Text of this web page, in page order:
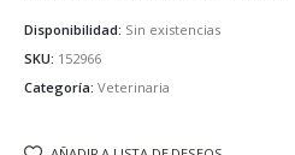
Disponibilidad: Sin existencias
SKU: 152966
Categoría: Veterinaria